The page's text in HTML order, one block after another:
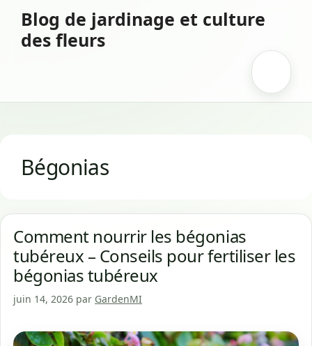
contenu
Blog de jardinage et culture
des fleurs
Bégonias
Comment nourrir les bégonias
tubéreux – Conseils pour fertiliser les
bégonias tubéreux
juin 14, 2026 par GardenMI